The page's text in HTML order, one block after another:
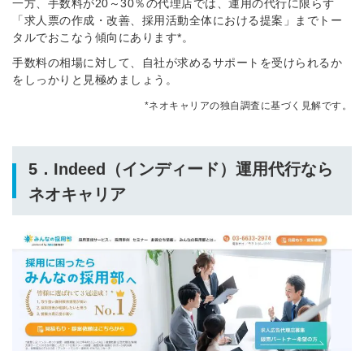
一方、手数料が20～30％の代理店では、運用の代行に限らず
「求人票の作成・改善、採用活動全体における提案」までトー
タルでおこなう傾向にあります*。
手数料の相場に対して、自社が求めるサポートを受けられるか
をしっかりと見極めましょう。
*ネオキャリアの独自調査に基づく見解です。
5．Indeed（インディード）運用代行なら
ネオキャリア
する
忘れですか？
でログイン
許可なく投稿すること
せん
※ログインIDとなります
同意のうえ
登録する
他サービスIDで登録
みんなの採用部があなたの許可なく投稿すること